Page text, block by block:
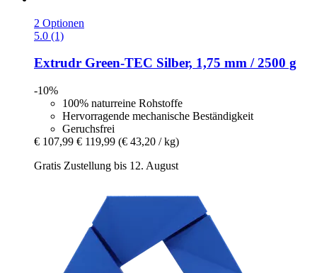
2 Optionen
5.0 (1)
Extrudr Green-​TEC Silber, 1,75 mm / 2500 g
-10%
100% naturreine Rohstoffe
Hervorragende mechanische Beständigkeit
Geruchsfrei
€ 107,99 € 119,99 (€ 43,20 / kg)
Gratis Zustellung bis 12. August